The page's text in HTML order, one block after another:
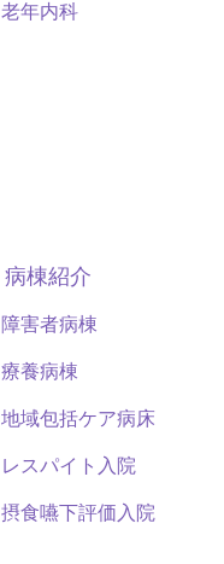
老年内科
病棟紹介
障害者病棟
療養病棟
地域包括ケア病床
レスパイト入院
摂食嚥下評価入院